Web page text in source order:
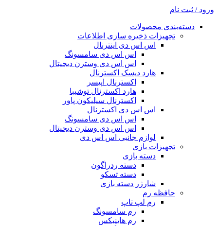
ورود / ثبت نام
دسته‌بندی محصولات
تجهیزات ذخیره سازی اطلاعات
اس اس دی اینترنال
اس اس دی سامسونگ
اس اس دی وسترن دیجیتال
هارد دیسک اکسترنال
اکسترنال اپیسر
هارد اکسترنال توشیبا
اکسترنال سیلیکون پاور
اس اس دی اکسترنال
اس اس دی سامسونگ
اس اس دی وسترن دیجیتال
لوازم جانبی اس اس دی
تجهیزات بازی
دسته بازی
دسته ردراگون
دسته تسکو
شارژر دسته بازی
حافظه رم
رم لپ تاپ
رم سامسونگ
رم هاینیکس